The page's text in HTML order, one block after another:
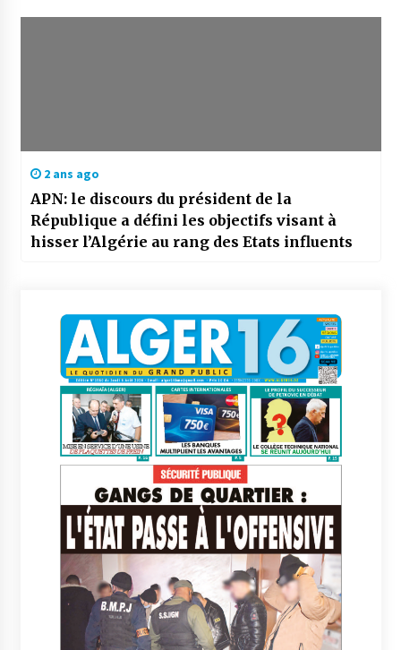
2 ans ago
APN: le discours du président de la
République a défini les objectifs visant à
hisser l’Algérie au rang des Etats influents